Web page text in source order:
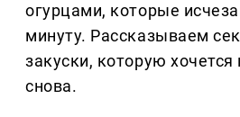
огурцами, которые
минуту. Рассказываем
закуски, которую хочется
снова.